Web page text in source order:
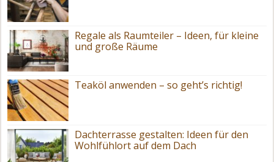
Regale als Raumteiler – Ideen, für kleine
und große Räume
Teaköl anwenden – so geht’s richtig!
Dachterrasse gestalten: Ideen für den
Wohlfühlort auf dem Dach